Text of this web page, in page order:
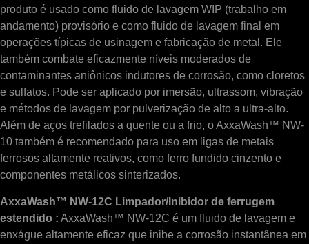
produto é usado como fluido de lavagem WIP (trabalho em
andamento) provisório e como fluido de lavagem final em
operações típicas de usinagem e fabricação de metal. Ele
também combate eficazmente níveis moderados de
contaminantes aniônicos indutores de corrosão, como cloretos
e sulfatos. Pode ser aplicado por imersão, ultrassom, vibração
e métodos de lavagem por pulverização de alto a ultra-alto.
Além de aços trefilados a quente ou a frio, o AxxaWash™ NW-
10 também é recomendado para uso em ligas de metais
ferrosos altamente reativos, como ferro fundido cinzento e
componentes metálicos sinterizados.
AxxaWash™ NW-12C Limpador/Inibidor de ferrugem
estendido : AxxaWash™ NW-12C é um fluido de lavagem e
enxágue altamente eficaz que inibe a corrosão instantânea em